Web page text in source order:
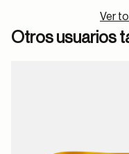
Ver
Otros usuarios